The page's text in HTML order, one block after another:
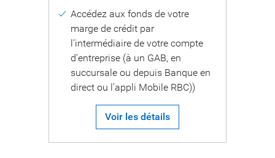
Accédez aux fonds de votre
marge de crédit par
l’intermédiaire de votre compte
d’entreprise (à un GAB, en
succursale ou depuis Banque en
direct ou l’appli Mobile RBC))
Voir les détails